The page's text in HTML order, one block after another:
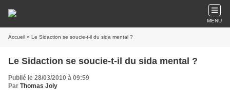
MENU
Accueil » Le Sidaction se soucie-t-il du sida mental ?
Le Sidaction se soucie-t-il du sida mental ?
Publié le 28/03/2010 à 09:59
Par Thomas Joly